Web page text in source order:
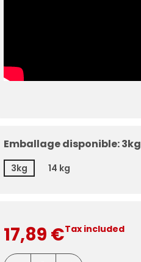
Emballage disponible: 3kg
3kg 14 kg
17,89 €Tax included